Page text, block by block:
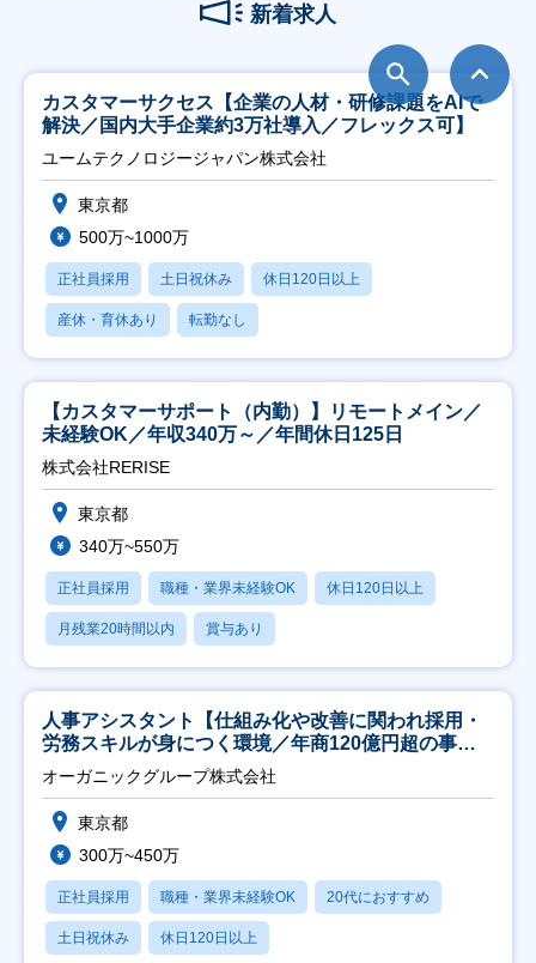
新着求人
カスタマーサクセス【企業の人材・研修課題をAIで
解決／国内大手企業約3万社導入／フレックス可】
ユームテクノロジージャパン株式会社
東京都
500万~1000万
正社員採用 土日祝休み 休日120日以上
産休・育休あり 転勤なし
【カスタマーサポート（内勤）】リモートメイン／
未経験OK／年収340万～／年間休日125日
株式会社RERISE
東京都
340万~550万
正社員採用 職種・業界未経験OK 休日120日以上
月残業20時間以内 賞与あり
人事アシスタント【仕組み化や改善に関われ採用・
労務スキルが身につく環境／年商120億円超の事業
会社】
オーガニックグループ株式会社
東京都
300万~450万
正社員採用 職種・業界未経験OK 20代におすすめ
土日祝休み 休日120日以上